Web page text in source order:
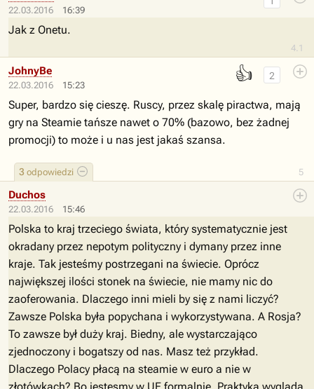
22.03.2016 16:39
4.1
Jak z Onetu.
22.03.2016 15:23
👍
5
2
3 odpowiedzi
JohnyBe
Super, bardzo się cieszę. Ruscy, przez skalę piractwa, mają
gry na Steamie tańsze nawet o 70% (bazowo, bez żadnej
promocji) to może i u nas jest jakaś szansa.
22.03.2016 15:46
Duchos
Polska to kraj trzeciego świata, który systematycznie jest
okradany przez nepotym polityczny i dymany przez inne
kraje. Tak jesteśmy postrzegani na świecie. Oprócz
największej ilości stonek na świecie, nie mamy nic do
zaoferowania. Dlaczego inni mieli by się z nami liczyć?
Zawsze Polska była popychana i wykorzystywana. A Rosja?
To zawsze był duży kraj. Biedny, ale wystarczająco
zjednoczony i bogatszy od nas. Masz też przykład.
Dlaczego Polacy płacą na steamie w euro a nie w